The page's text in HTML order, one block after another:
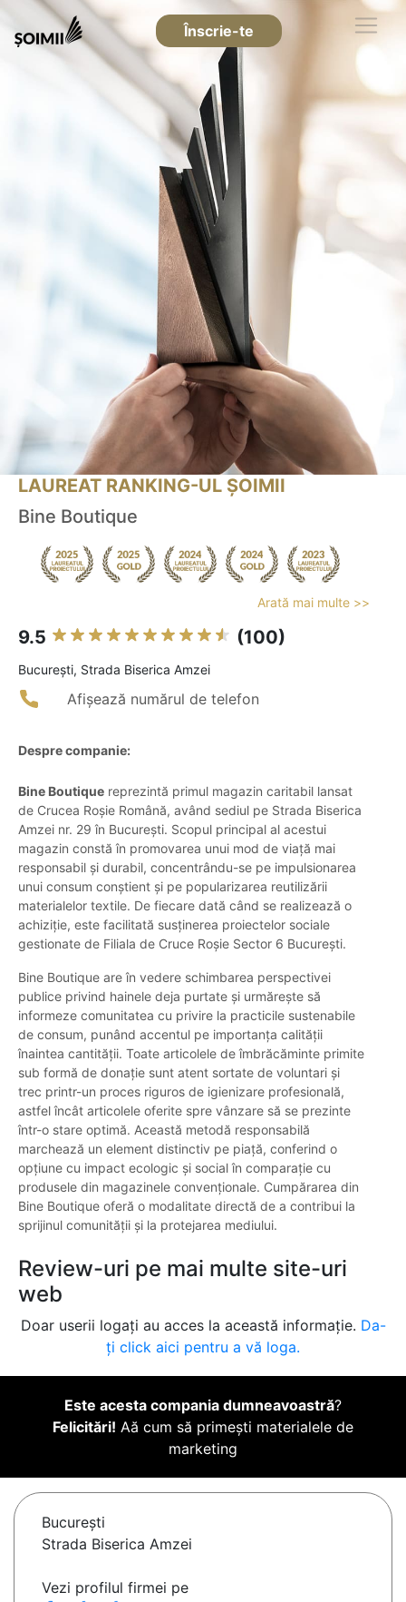
Înscrie-te
LAUREAT RANKING-UL ȘOIMII
Bine Boutique
Arată mai multe >>
9.5 (100)
Bucureşti, Strada Biserica Amzei
Afișează numărul de telefon
Despre companie:
Bine Boutique reprezintă primul magazin caritabil lansat
de Crucea Roșie Română, având sediul pe Strada Biserica
Amzei nr. 29 în București. Scopul principal al acestui
magazin constă în promovarea unui mod de viață mai
responsabil și durabil, concentrându-se pe impulsionarea
unui consum conștient și pe popularizarea reutilizării
materialelor textile. De fiecare dată când se realizează o
achiziție, este facilitată susținerea proiectelor sociale
gestionate de Filiala de Cruce Roșie Sector 6 București.
Bine Boutique are în vedere schimbarea perspectivei
publice privind hainele deja purtate și urmărește să
informeze comunitatea cu privire la practicile sustenabile
de consum, punând accentul pe importanța calității
înaintea cantității. Toate articolele de îmbrăcăminte primite
sub formă de donație sunt atent sortate de voluntari și
trec printr-un proces riguros de igienizare profesională,
astfel încât articolele oferite spre vânzare să se prezinte
într-o stare optimă. Această metodă responsabilă
marchează un element distinctiv pe piață, conferind o
opțiune cu impact ecologic și social în comparație cu
produsele din magazinele convenționale. Cumpărarea din
Bine Boutique oferă o modalitate directă de a contribui la
sprijinul comunității și la protejarea mediului.
Review-uri pe mai multe site-uri
web
Doar userii logați au acces la această informație. Da-
ți click aici pentru a vă loga.
Este acesta compania dumneavoastră?
Felicitări! Aă cum să primești materialele de
marketing
Bucureşti
Strada Biserica Amzei
Vezi profilul firmei pe